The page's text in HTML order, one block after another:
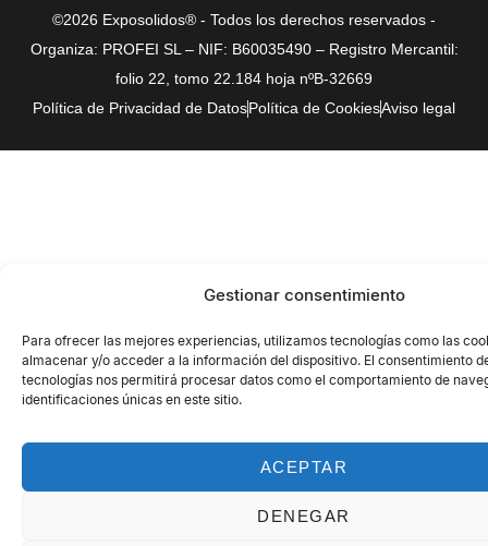
Gestionar consentimiento
Para ofrecer las mejores experiencias, utilizamos tecnologías como las
almacenar y/o acceder a la información del dispositivo. El consentimiento
tecnologías nos permitirá procesar datos como el comportamiento de
identificaciones únicas en este sitio.
ACEPTAR
DENEGAR
©2026 Exposolidos® - Todos los derechos reservados -
Organiza: PROFEI SL – NIF: B60035490 – Registro Mercantil:
folio 22, tomo 22.184 hoja nºB-32669
Política de Privacidad de DatosPolítica de CookiesAviso legal